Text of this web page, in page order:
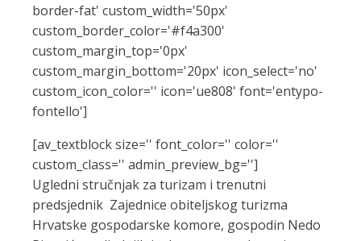
border-fat' custom_width='50px'
custom_border_color='#f4a300'
custom_margin_top='0px'
custom_margin_bottom='20px' icon_select='no'
custom_icon_color='' icon='ue808' font='entypo-
fontello']
[av_textblock size='' font_color='' color=''
custom_class='' admin_preview_bg='']
Ugledni stručnjak za turizam i trenutni
predsjednik Zajednice obiteljskog turizma
Hrvatske gospodarske komore, gospodin Nedo